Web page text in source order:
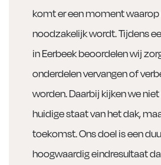
komt er een moment
noodzakelijk wordt. Tijdens
in Eerbeek beoordelen wij
onderdelen vervangen of
worden. Daarbij kijken we
huidige staat van het dak,
toekomst. Ons doel is een
hoogwaardig eindresultaat